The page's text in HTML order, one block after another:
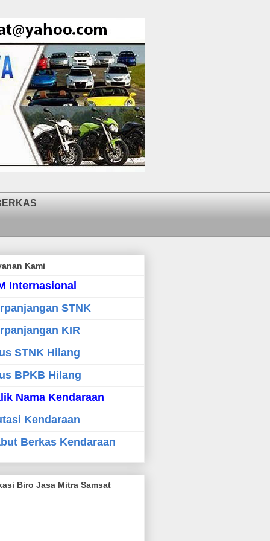
Kami
Internasional
STNK
KIR
STNK Hilang
BPKB Hilang
Nama Kendaraan
Kendaraan
Berkas Kendaraan
Biro Jasa Mitra Samsat